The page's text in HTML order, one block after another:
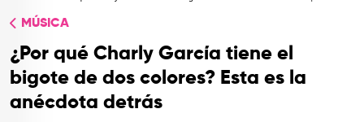
CONTACTO
MÚSICA
¿Por qué Charly García tiene el
bigote de dos colores? Esta es la
anécdota detrás